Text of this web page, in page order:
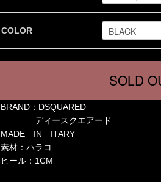
COLOR
BRAND：DSQUARED
ディースクエアード
MADE IN ITARY
素材：ハラコ
ヒール：1CM